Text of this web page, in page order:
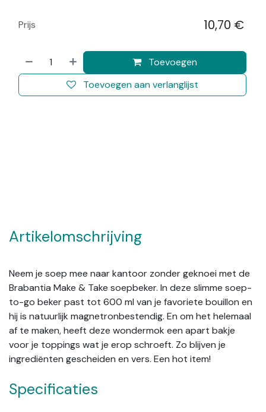
Toevoegen
Toevoegen aan verlanglijst
Prijs 10,70 €
Artikelomschrijving
Neem je soep mee naar kantoor zonder geknoei met de
Brabantia Make & Take soepbeker. In deze slimme soep-
to-go beker past tot 600 ml van je favoriete bouillon en
hij is natuurlijk magnetronbestendig. En om het helemaal
af te maken, heeft deze wondermok een apart bakje
voor je toppings wat je erop schroeft. Zo blijven je
ingrediënten gescheiden en vers. Een hot item!
Specificaties